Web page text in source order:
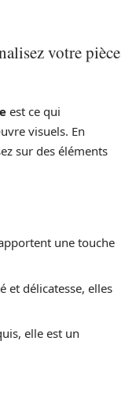
votre pièce
est ce qui
visuels. En
sur des éléments
une touche
et délicatesse, elles
elle est un